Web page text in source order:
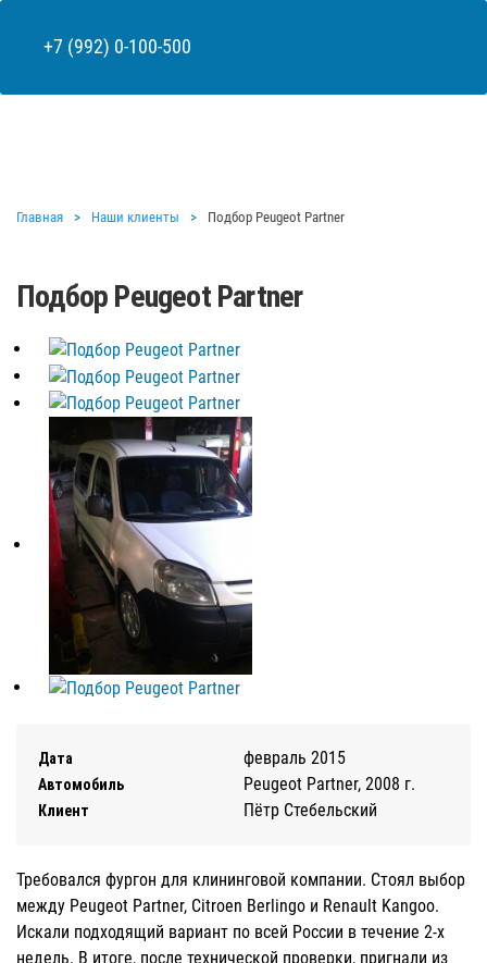
+7 (992) 0-100-500
Главная Наши клиенты Подбор Peugeot Partner
Подбор Peugeot Partner
Дата февраль 2015
Автомобиль Peugeot Partner, 2008 г.
Клиент Пётр Стебельский
Требовался фургон для клининговой компании. Стоял выбор
между Peugeot Partner, Citroen Berlingo и Renault Kangoo.
Искали подходящий вариант по всей России в течение 2-х
недель. В итоге, после технической проверки, пригнали из